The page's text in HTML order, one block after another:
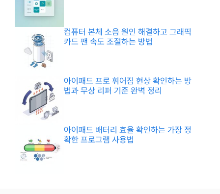
컴퓨터 본체 소음 원인 해결하고 그래픽
카드 팬 속도 조절하는 방법
아이패드 프로 휘어짐 현상 확인하는 방
법과 무상 리퍼 기준 완벽 정리
아이패드 배터리 효율 확인하는 가장 정
확한 프로그램 사용법